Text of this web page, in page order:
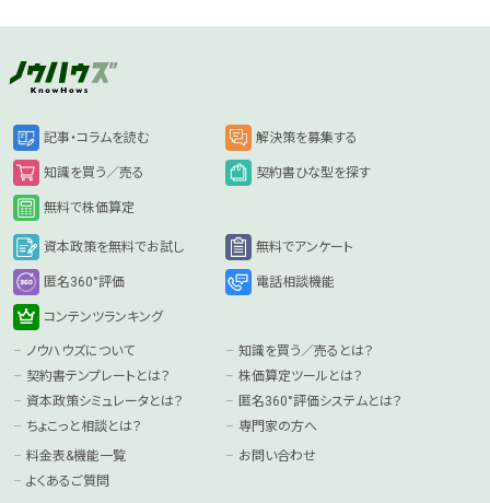
記事・コラムを読む 解決策を募集する
知識を買う／売る 契約書ひな型を探す
無料で株価算定
資本政策を無料でお試し 無料でアンケート
匿名360°評価 電話相談機能
コンテンツランキング
ノウハウズについて
知識を買う／売るとは？
契約書テンプレートとは？
株価算定ツールとは？
資本政策シミュレータとは？
匿名360°評価システムとは？
ちょこっと相談とは？
専門家の方へ
料金表&機能一覧
お問い合わせ
よくあるご質問